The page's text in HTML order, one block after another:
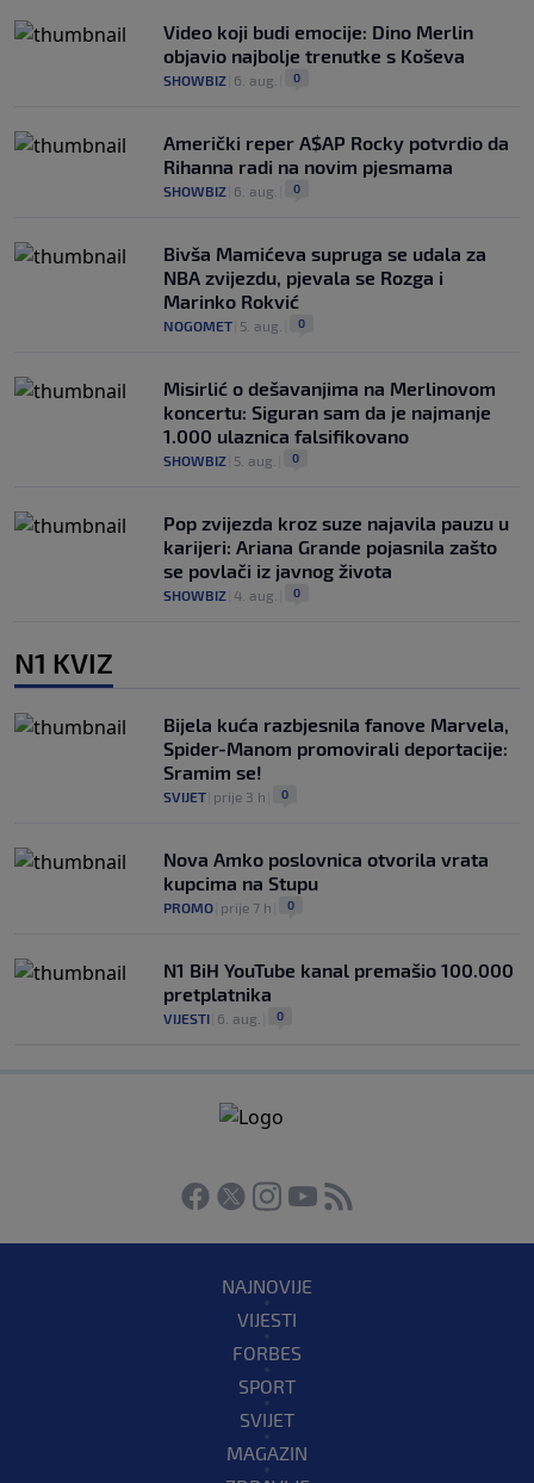
Video koji budi emocije: Dino Merlin
objavio najbolje trenutke s Koševa
SHOWBIZ 6. aug. 0
Američki reper A$AP Rocky potvrdio da
Rihanna radi na novim pjesmama
SHOWBIZ 6. aug. 0
Bivša Mamićeva supruga se udala za
NBA zvijezdu, pjevala se Rozga i
Marinko Rokvić
NOGOMET 5. aug. 0
Misirlić o dešavanjima na Merlinovom
koncertu: Siguran sam da je najmanje
1.000 ulaznica falsifikovano
SHOWBIZ 5. aug. 0
Pop zvijezda kroz suze najavila pauzu u
karijeri: Ariana Grande pojasnila zašto
se povlači iz javnog života
SHOWBIZ 4. aug. 0
N1 KVIZ
Bijela kuća razbjesnila fanove Marvela,
Spider-Manom promovirali deportacije:
Sramim se!
SVIJET prije 3 h 0
Nova Amko poslovnica otvorila vrata
kupcima na Stupu
PROMO prije 7 h 0
N1 BiH YouTube kanal premašio 100.000
pretplatnika
VIJESTI 6. aug. 0
NAJNOVIJE
VIJESTI
FORBES
SPORT
SVIJET
MAGAZIN